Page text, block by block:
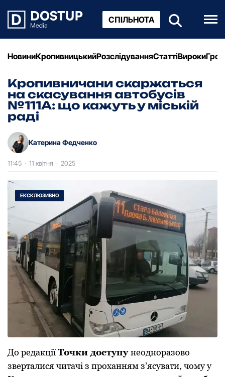
СПІЛЬНОТА
НовиниКропивницькийРозслідуванняСтаттіВироки
Кропивничани скаржаться
на скасування автобусів
№111А: що кажуть у міській
раді
Катерина Федченко
11:45 · 11 квітня · 2025
До редакціїТочки доступунеодноразово
зверталися читачі з проханням з’ясувати, чому у